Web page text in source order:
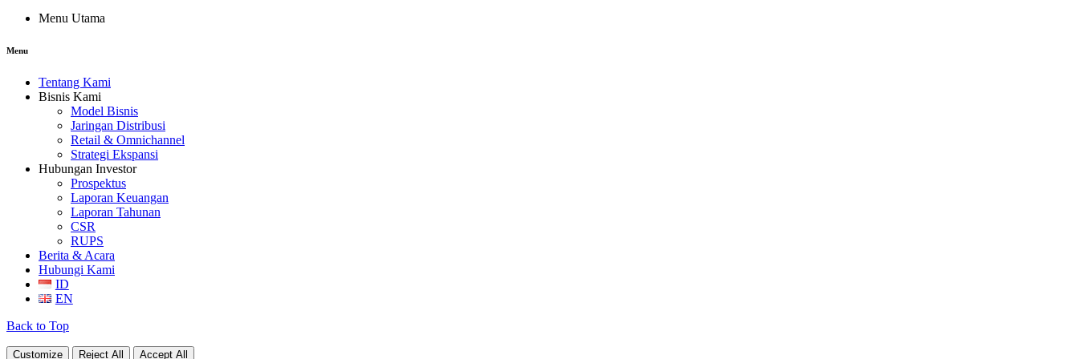
Menu Utama
Menu
Tentang Kami
Bisnis Kami
Model Bisnis
Jaringan Distribusi
Retail & Omnichannel
Strategi Ekspansi
Hubungan Investor
Prospektus
Laporan Keuangan
Laporan Tahunan
CSR
RUPS
Berita & Acara
Hubungi Kami
ID
EN
Back to Top
Customize Reject All Accept All